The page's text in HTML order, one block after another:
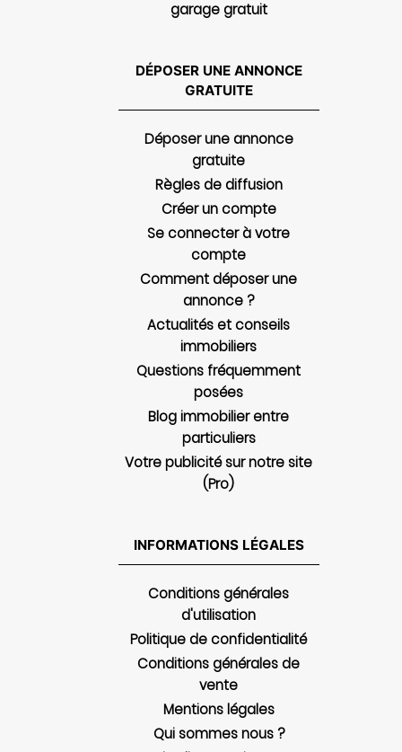
garage gratuit
DÉPOSER UNE ANNONCE
GRATUITE
Déposer une annonce
gratuite
Règles de diffusion
Créer un compte
Se connecter à votre
compte
Comment déposer une
annonce ?
Actualités et conseils
immobiliers
Questions fréquemment
posées
Blog immobilier entre
particuliers
Votre publicité sur notre site
(Pro)
INFORMATIONS LÉGALES
Conditions générales
d'utilisation
Politique de confidentialité
Conditions générales de
vente
Mentions légales
Qui sommes nous ?